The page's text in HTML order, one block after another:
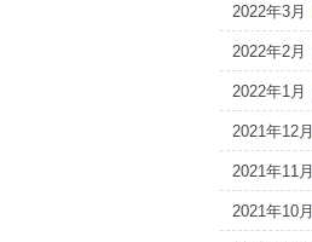
2022年3月
2022年2月
2022年1月
2021年12月
2021年11月
2021年10月